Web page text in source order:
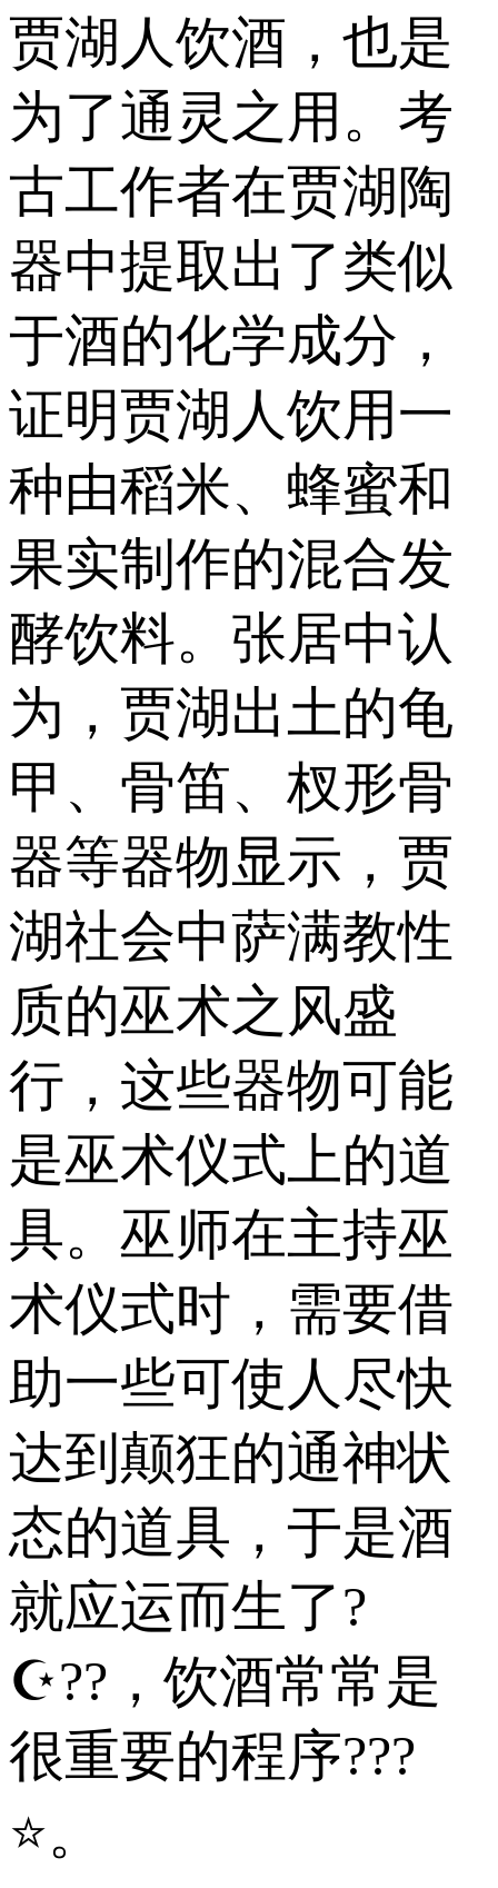
贾湖人饮酒，也是
为了通灵之用。考
古工作者在贾湖陶
器中提取出了类似
于酒的化学成分，
证明贾湖人饮用一
种由稻米、蜂蜜和
果实制作的混合发
酵饮料。张居中认
为，贾湖出土的龟
甲、骨笛、杈形骨
器等器物显示，贾
湖社会中萨满教性
质的巫术之风盛
行，这些器物可能
是巫术仪式上的道
具。巫师在主持巫
术仪式时，需要借
助一些可使人尽快
达到颠狂的通神状
态的道具，于是酒
就应运而生了?
☪??，饮酒常常是
很重要的程序???
⭐。